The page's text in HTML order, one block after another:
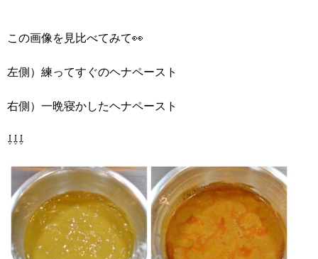
この画像を見比べてみて👀
左側）練ってすぐのヘナペースト
右側）一晩寝かしたヘナペースト
⇩⇩⇩